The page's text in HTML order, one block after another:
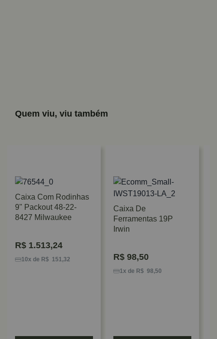
Quem viu, viu também
Caixa Com Rodinhas
9" Packout 48-22-
8427 Milwaukee
R$ 1.513,24
10x de R$ 151,32
Caixa De
Ferramentas 19P
Irwin
R$ 98,50
1x de R$ 98,50